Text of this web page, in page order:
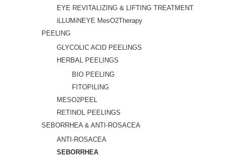
EYE REVITALIZING & LIFTING TREATMENT
iLLUMiNEYE MesO2Therapy
PEELING
GLYCOLIC ACID PEELINGS
HERBAL PEELINGS
BIO PEELING
FITOPILING
MESO2PEEL
RETINOL PEELINGS
SEBORRHEA & ANTI-ROSACEA
ANTI-ROSACEA
SEBORRHEA